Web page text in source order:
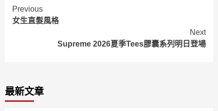
Continue
Reading
Previous
女生直髮風格
Next
Supreme 2026夏季Tees膠囊系列明日登場
最新文章